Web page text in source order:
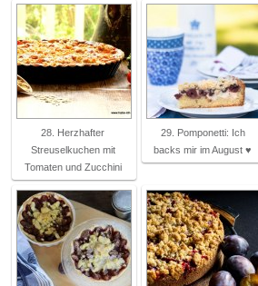
28. Herzhafter
Streuselkuchen mit
Tomaten und Zucchini
29. Pomponetti: Ich
backs mir im August ♥